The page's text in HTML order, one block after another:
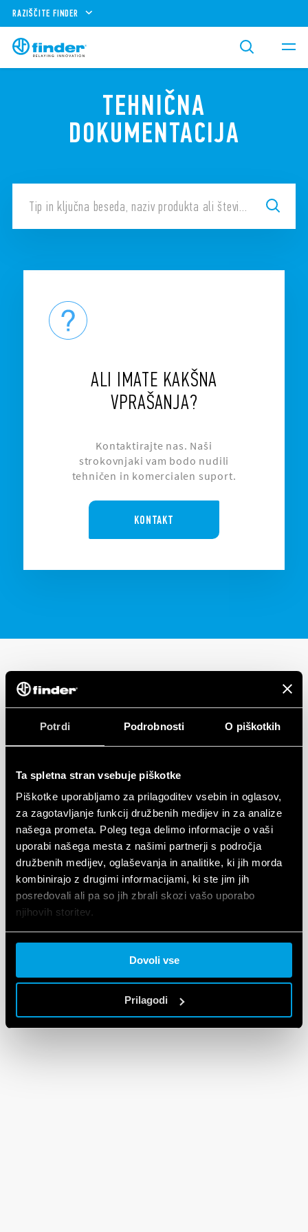
Potrdi Podrobnosti O piškotkih
Ta spletna stran vsebuje piškotke
Piškotke uporabljamo za prilagoditev vsebin in oglasov,
za zagotavljanje funkcij družbenih medijev in za analize
našega prometa. Poleg tega delimo informacije o vaši
uporabi našega mesta z našimi partnerji s področja
družbenih medijev, oglaševanja in analitike, ki jih morda
kombinirajo z drugimi informacijami, ki ste jim jih
posredovali ali pa so jih zbrali skozi vašo uporabo
njihovih storitev.
Cookie policy.
Dovoli vse
Prilagodi
RAZIŠČITE FINDER
TEHNIČNA
DOKUMENTACIJA
ALI IMATE KAKŠNA
VPRAŠANJA?
Kontaktirajte nas. Naši
strokovnjaki vam bodo nudili
tehničen in komercialen suport.
KONTAKT